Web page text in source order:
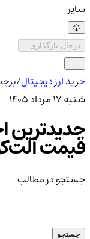
سایر
درحال بارگذاری...
خرید ارز دیجیتال/
شنبه ۱۷ مرداد ۱۴۰۵
جدیدترین
قیمت
جستجو در مطالب
جستجو